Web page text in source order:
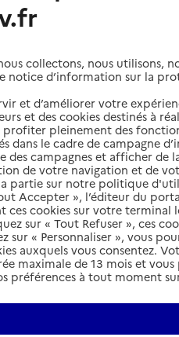
cette recherche aux favoris
Les Sources
collectons, nous utilisons,
notice d’information sur la
et d’améliorer votre
et des cookies destinés à
profiter pleinement des
dans le cadre de campagne
des campagnes et afficher de
de votre navigation et de
partie sur notre politique
Accepter », l’éditeur du
ces cookies sur votre terminal
sur « Tout Refuser », ces
sur « Personnaliser », vous
auxquels vous consentez.
maximale de 13 mois et
préférences à tout moment